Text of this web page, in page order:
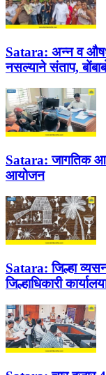
Satara: अन्न व औषध
नसल्याने संताप,
Satara: जागतिक
आयोजन
Satara: जिल्हा
जिल्हाधिकारी